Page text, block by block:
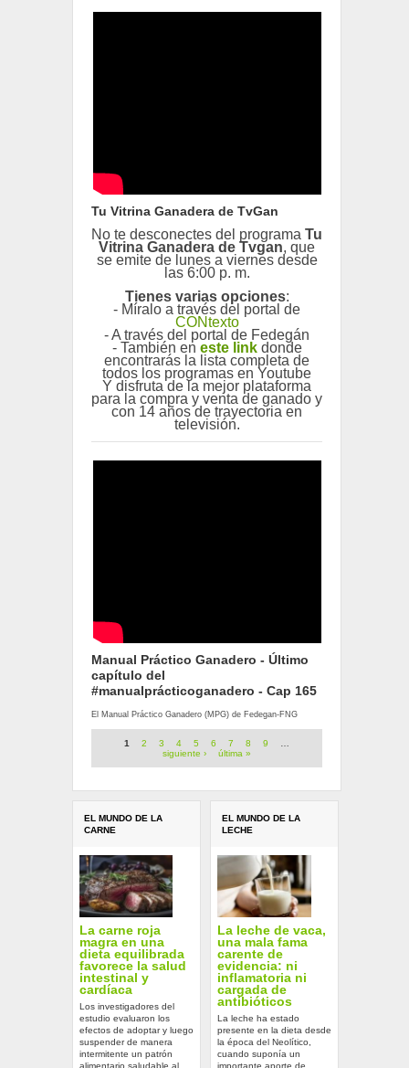
Tu Vitrina Ganadera de TvGan
No te desconectes del programa Tu
Vitrina Ganadera de Tvgan, que
se emite de lunes a viernes desde
las 6:00 p. m.
Tienes varias opciones:
- Míralo a través del portal de
CONtexto
- A través del portal de Fedegán
- También en este linkdonde
encontrarás la lista completa de
todos los programas en Youtube
Y disfruta de la mejor plataforma
para la compra y venta de ganado y
con 14 años de trayectoria en
televisión.
Manual Práctico Ganadero - Último
capítulo del
#manualprácticoganadero - Cap 165
El Manual Práctico Ganadero (MPG) de Fedegan-FNG
Páginas
1 2 3 4 5 6 7 8 9
…
siguiente ›
última »
EL MUNDO DE LA
CARNE
La carne roja
magra en una
dieta equilibrada
favorece la salud
intestinal y
cardíaca
Los investigadores del
estudio evaluaron los
efectos de adoptar y luego
suspender de manera
intermitente un patrón
alimentario saludable al
EL MUNDO DE LA
LECHE
La leche de vaca,
una mala fama
carente de
evidencia: ni
inflamatoria ni
cargada de
antibióticos
La leche ha estado
presente en la dieta desde
la época del Neolítico,
cuando suponía un
importante aporte de